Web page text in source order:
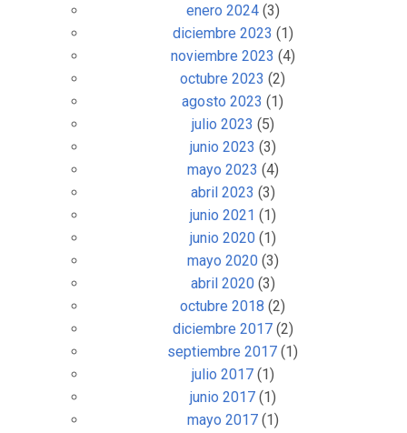
enero 2024(3)
diciembre 2023 (1)
noviembre 2023 (4)
octubre 2023 (2)
agosto 2023 (1)
julio 2023 (5)
junio 2023 (3)
mayo 2023 (4)
abril 2023 (3)
junio 2021 (1)
junio 2020(1)
mayo 2020(3)
abril 2020(3)
octubre 2018 (2)
diciembre 2017(2)
septiembre 2017 (1)
julio 2017(1)
junio 2017(1)
mayo 2017(1)